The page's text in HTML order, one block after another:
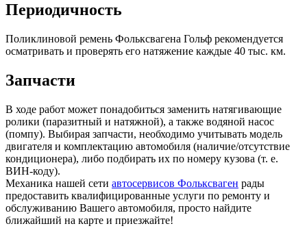
Периодичность
Поликлиновой ремень Фольксвагена Гольф рекомендуется
осматривать и проверять его натяжение каждые 40 тыс. км.
Запчасти
В ходе работ может понадобиться заменить натягивающие
ролики (паразитный и натяжной), а также водяной насос
(помпу). Выбирая запчасти, необходимо учитывать модель
двигателя и комплектацию автомобиля (наличие/отсутствие
кондиционера), либо подбирать их по номеру кузова (т. е.
ВИН-коду).
Механика нашей сети автосервисов Фольксваген рады
предоставить квалифицированные услуги по ремонту и
обслуживанию Вашего автомобиля, просто найдите
ближайший на карте и приезжайте!